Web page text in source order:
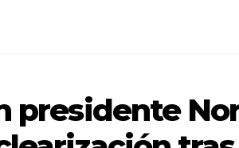
presidente